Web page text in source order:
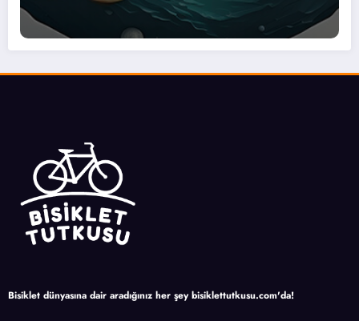
Bisiklet dünyasına dair aradığınız her şey bisiklettutkusu.com'da!